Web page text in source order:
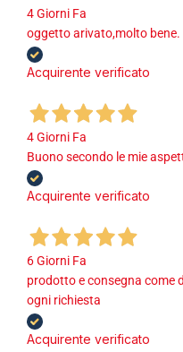
4 Giorni Fa
oggetto arivato,molto bene.
Acquirente verificato
4 Giorni Fa
Buono secondo le mie
Acquirente verificato
6 Giorni Fa
prodotto e consegna come
ogni richiesta
Acquirente verificato